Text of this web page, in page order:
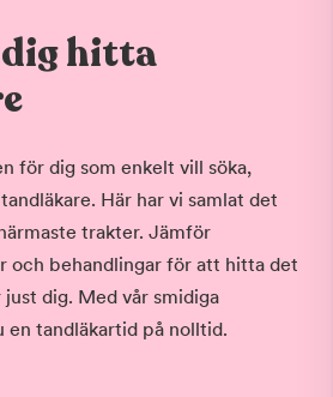
hitta
för dig som enkelt vill söka,
Här har vi samlat det
trakter. Jämför
och behandlingar för att hitta det
dig. Med vår smidiga
en tandläkartid på nolltid.